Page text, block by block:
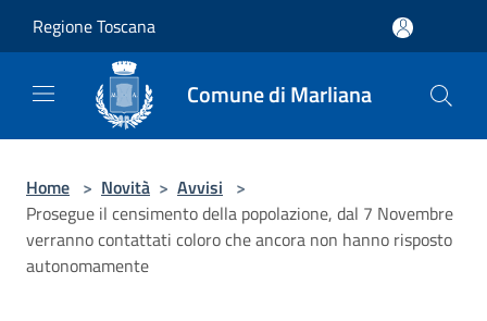
Regione Toscana
Comune di Marliana
Home > Novità > Avvisi >
Prosegue il censimento della popolazione, dal 7 Novembre
verranno contattati coloro che ancora non hanno risposto
autonomamente